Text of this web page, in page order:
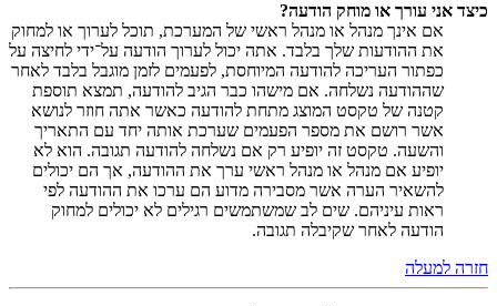
כיצד אני עורך או מוחק הודעה?
אם אינך מנהל או מנהל ראשי של המערכת, תוכל לערוך או למחוק
את ההודעות שלך בלבד. אתה יכול לערוך הודעה על־ידי לחיצה על
כפתור העריכה להודעה המיוחסת, לפעמים לזמן מוגבל בלבד לאחר
שההודעה נשלחה. אם מישהו כבר הגיב להודעה, תמצא תוספת
קטנה של טקסט המוצג מתחת להודעה כאשר אתה חוזר לנושא
אשר רושם את מספר הפעמים שערכת אותה יחד עם התאריך
והשעה. טקסט זה יופיע רק אם נשלחה להודעה תגובה. הוא לא
יופיע אם מנהל או מנהל ראשי ערך את ההודעה, אך הם יכולים
להשאיר הערה אשר מסבירה מדוע הם ערכו את ההודעה לפי
ראות עיניהם. שים לב שמשתמשים רגילים לא יכולים למחוק
הודעה לאחר שקיבלה תגובה.
חזרה למעלה